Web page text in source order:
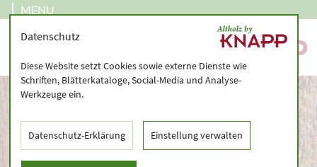
MENU
Datenschutz
Diese Website setzt Cookies sowie externe Dienste wie
Schriften, Blätterkataloge, Social-Media und Analyse-
Werkzeuge ein.
Datenschutz-Erklärung Einstellung verwalten